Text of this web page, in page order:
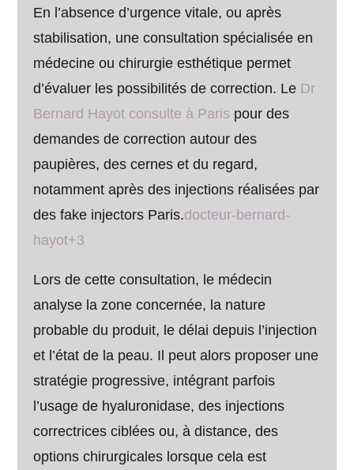
En l’absence d’urgence vitale, ou après
stabilisation, une consultation spécialisée en
médecine ou chirurgie esthétique permet
d’évaluer les possibilités de correction. Le Dr
Bernard Hayot consulte à Paris pour des
demandes de correction autour des
paupières, des cernes et du regard,
notamment après des injections réalisées par
des fake injectors Paris.docteur-bernard-
hayot+3
Lors de cette consultation, le médecin
analyse la zone concernée, la nature
probable du produit, le délai depuis l’injection
et l’état de la peau. Il peut alors proposer une
stratégie progressive, intégrant parfois
l’usage de hyaluronidase, des injections
correctrices ciblées ou, à distance, des
options chirurgicales lorsque cela est